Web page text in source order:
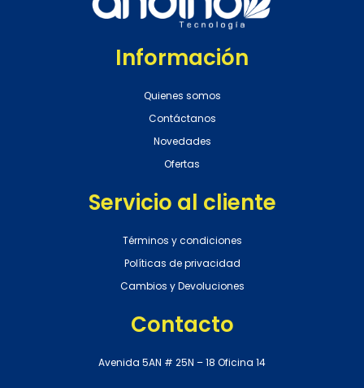
Información
Quienes somos
Contáctanos
Novedades
Ofertas
Servicio al cliente
Términos y condiciones
Políticas de privacidad
Cambios y Devoluciones
Contacto
Avenida 5AN # 25N – 18 Oficina 14